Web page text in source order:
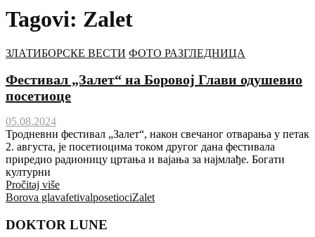
Tagovi: Zalet
ЗЛАТИБОРСКЕ ВЕСТИ ФОТО РАЗГЛЕДНИЦА
Фестивал „Залет“ на Боровој Глави одушевио
посетиоце
05.08.2024
Тродневни фестивал „Залет“, након свечаног отварања у петак
2. августа, је посетиоцима током другог дана фестивала
приредио радионицу цртања и вајања за најмлађе. Богати
културни
Pročitaj više
Borova glavafetivalposetiociZalet
DOKTOR LUNE